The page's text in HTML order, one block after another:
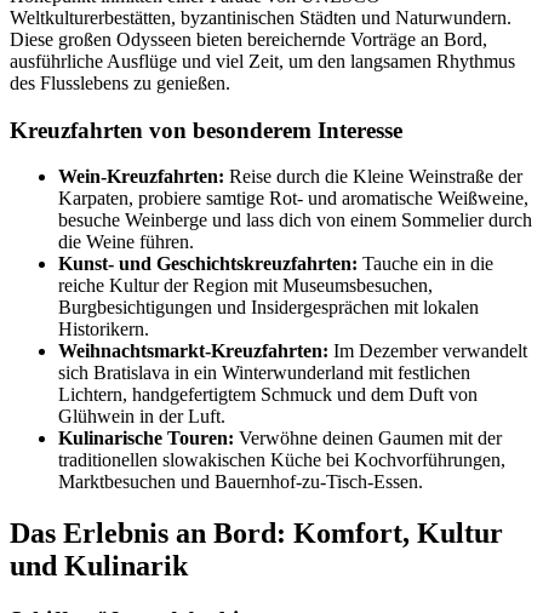
Weltkulturerbestätten, byzantinischen Städten und Naturwundern.
Diese großen Odysseen bieten bereichernde Vorträge an Bord,
ausführliche Ausflüge und viel Zeit, um den langsamen Rhythmus
des Flusslebens zu genießen.
Kreuzfahrten von besonderem Interesse
Wein-Kreuzfahrten: Reise durch die Kleine Weinstraße der
Karpaten, probiere samtige Rot- und aromatische Weißweine,
besuche Weinberge und lass dich von einem Sommelier durch
die Weine führen.
Kunst- und Geschichtskreuzfahrten: Tauche ein in die
reiche Kultur der Region mit Museumsbesuchen,
Burgbesichtigungen und Insidergesprächen mit lokalen
Historikern.
Weihnachtsmarkt-Kreuzfahrten: Im Dezember verwandelt
sich Bratislava in ein Winterwunderland mit festlichen
Lichtern, handgefertigtem Schmuck und dem Duft von
Glühwein in der Luft.
Kulinarische Touren: Verwöhne deinen Gaumen mit der
traditionellen slowakischen Küche bei Kochvorführungen,
Marktbesuchen und Bauernhof-zu-Tisch-Essen.
Das Erlebnis an Bord: Komfort, Kultur
und Kulinarik